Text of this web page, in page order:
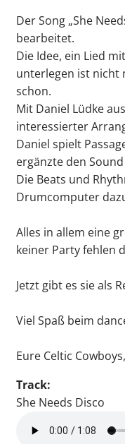
Der Song „She
bearbeitet.
Die Idee, ein Lied
unterlegen ist nicht
schon.
Mit Daniel Lüdke
interessierter
Daniel spielt
ergänzte den
Die Beats und
Drumcomputer
Alles in allem eine
keiner Party fehlen
Jetzt gibt es sie als
Viel Spaß beim
Eure Celtic
Track:
She Needs Disco